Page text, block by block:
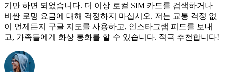
기만 하면 되었습니다. 더 이상 로컬 SIM 카드를 검색하거나
비싼 로밍 요금에 대해 걱정하지 마십시오. 저는 교통 걱정 없
이 언제든지 구글 지도를 사용하고, 인스타그램 피드를 보내
고, 가족들에게 화상 통화를 할 수 있습니다. 적극 추천합니다!